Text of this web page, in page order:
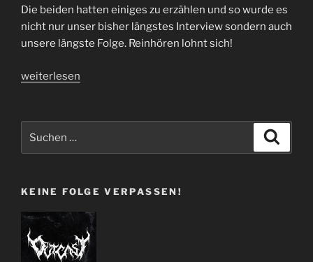
Die beiden hatten einiges zu erzählen und so wurde es
nicht nur unser bisher längstes Interview sondern auch
unsere längste Folge. Reinhören lohnt sich!
„Interview
Karsten
Synthetic
ERA“
weiterlesen
KEINE FOLGE VERPASSEN!